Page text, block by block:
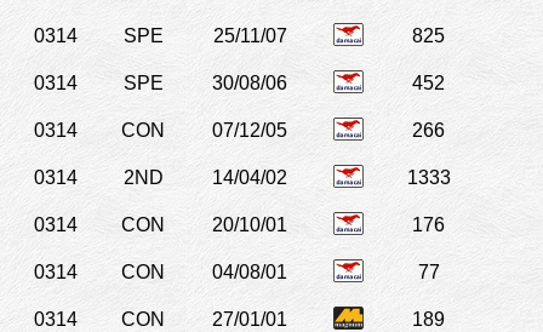
0314 SPE 25/11/07 825
0314 SPE 30/08/06 452
0314 CON 07/12/05 266
0314 2ND 14/04/02 1333
0314 CON 20/10/01 176
0314 CON 04/08/01 77
0314 CON 27/01/01 189